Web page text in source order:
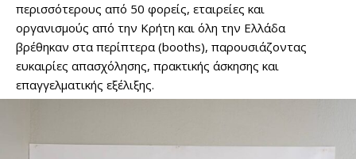
περισσότερους από 50 φορείς, εταιρείες και
οργανισμούς από την Κρήτη και όλη την Ελλάδα
βρέθηκαν στα περίπτερα (booths), παρουσιάζοντας
ευκαιρίες απασχόλησης, πρακτικής άσκησης και
επαγγελματικής εξέλιξης.